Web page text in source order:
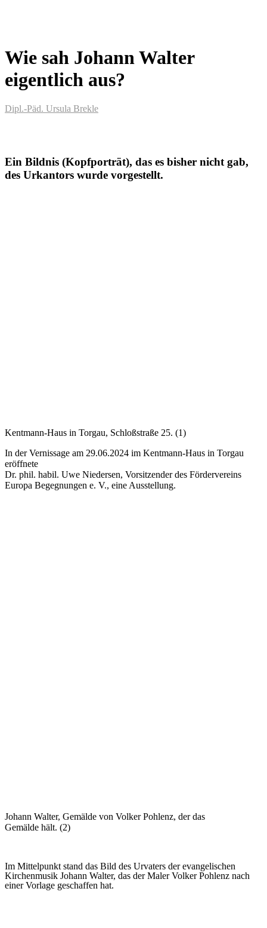
Wie sah Johann Walter
eigentlich aus?
Dipl.-Päd. Ursula Brekle
Ein Bildnis (Kopfporträt), das es bisher nicht gab,
des Urkantors wurde vorgestellt.
Kentmann-Haus in Torgau, Schloßstraße 25. (1)
In der Vernissage am 29.06.2024 im Kentmann-Haus in Torgau
eröffnete
Dr. phil. habil. Uwe Niedersen, Vorsitzender des Fördervereins
Europa Begegnungen e. V., eine Ausstellung.
Johann Walter, Gemälde von Volker Pohlenz, der das
Gemälde hält. (2)
Im Mittelpunkt stand das Bild des Urvaters der evangelischen
Kirchenmusik Johann Walter, das der Maler Volker Pohlenz nach
einer Vorlage geschaffen hat.